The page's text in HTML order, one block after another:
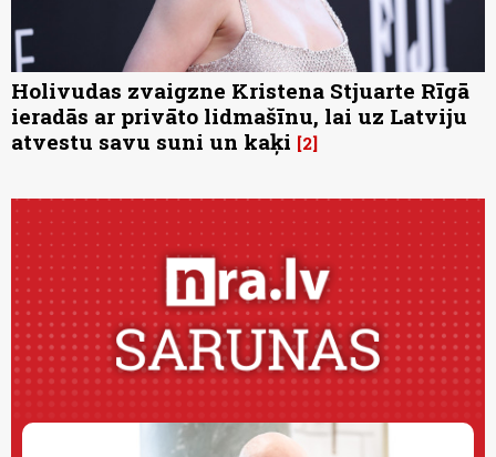
Holivudas zvaigzne Kristena Stjuarte Rīgā
ieradās ar privāto lidmašīnu, lai uz Latviju
atvestu savu suni un kaķi 2